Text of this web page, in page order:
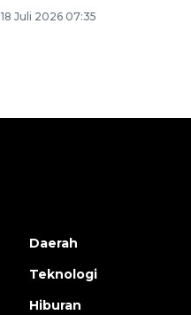
18 Juli 2026 07:35
Daerah
Teknologi
Hiburan